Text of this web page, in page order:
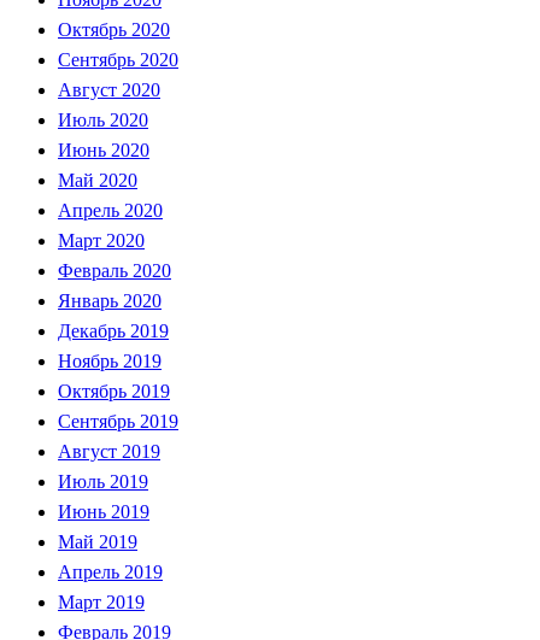
Октябрь 2020
Сентябрь 2020
Август 2020
Июль 2020
Июнь 2020
Май 2020
Апрель 2020
Март 2020
Февраль 2020
Январь 2020
Декабрь 2019
Ноябрь 2019
Октябрь 2019
Сентябрь 2019
Август 2019
Июль 2019
Июнь 2019
Май 2019
Апрель 2019
Март 2019
Февраль 2019